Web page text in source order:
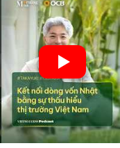
cho thị trường crypto
gia tìm kiếm cơ hội đa
chính Việt Nam, xu
sẽ ảnh hưởng trực tiếp
Bản. Bài cũng nhấn
xác trong việc giảm rủi
tiếp tại: